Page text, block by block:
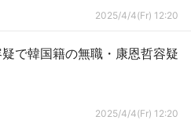
2025/4/4(Fr) 12:20
で韓国籍の無職・康恩哲容疑
2025/4/4(Fr) 12:20